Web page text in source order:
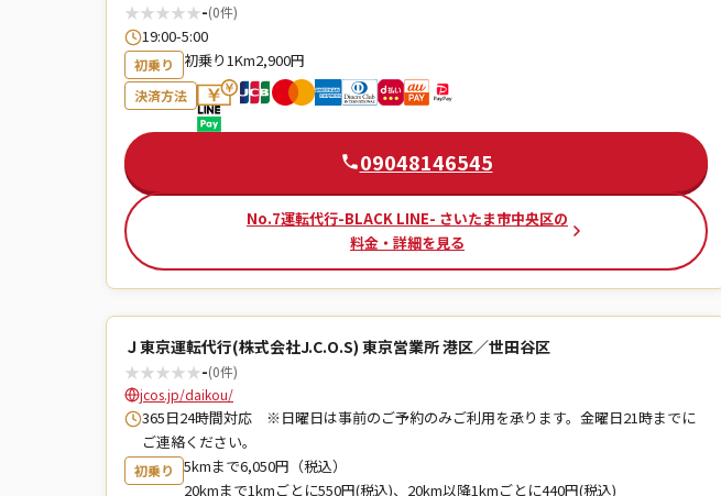
★★★★★-(0件)
19:00-5:00
初乗り 初乗り1Km2,900円
決済方法
09048146545
No.7運転代行-BLACK LINE- さいたま市中央区の
料金・詳細を見る
Ｊ東京運転代行(株式会社J.C.O.S) 東京営業所 港区／世田谷区
★★★★★-(0件)
jcos.jp/daikou/
365日24時間対応 ※日曜日は事前のご予約のみご利用を承ります。金曜日21時までに
ご連絡ください。
初乗り
5kmまで6,050円（税込）
20kmまで1kmごとに550円(税込)、20km以降1kmごとに440円(税込)